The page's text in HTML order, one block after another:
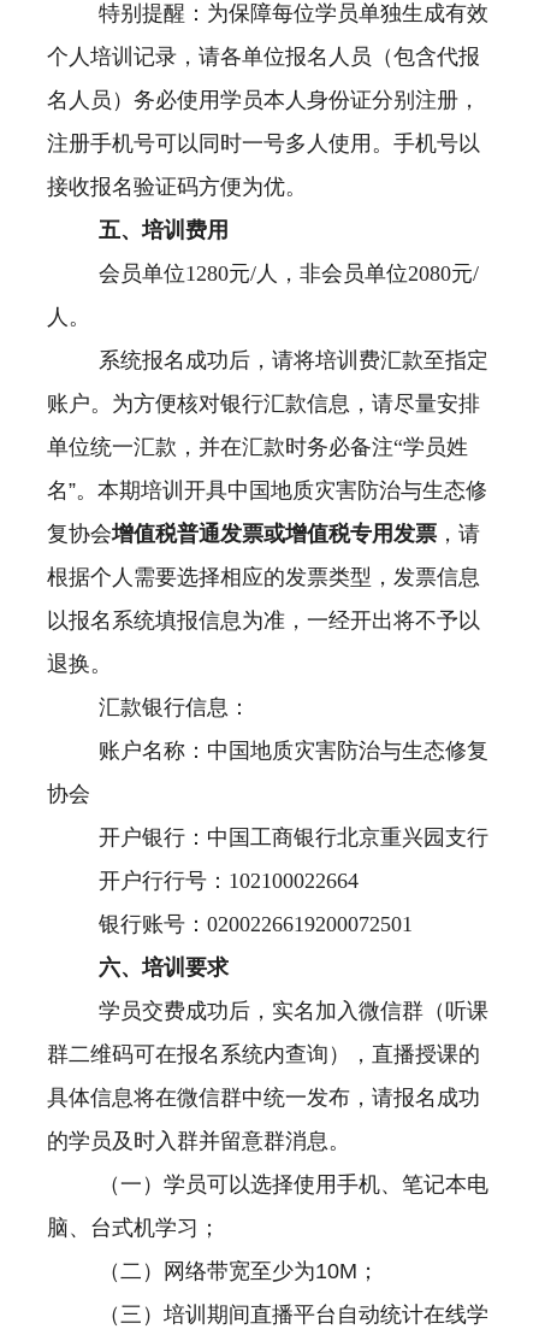
特别提醒：为保障每位学员单独生成有效
个人培训记录，请各单位报名人员（包含代报
名人员）务必使用学员本人身份证分别注册，
注册手机号可以同时一号多人使用。手机号以
接收报名验证码方便为优。
五、培训费用
会员单位1280元/人，非会员单位2080元/
人。
系统报名成功后，请将培训费汇款至指定
账户。为方便核对银行汇款信息，请尽量安排
单位统一汇款，并在汇款时务必备注“学员姓
名”。本期培训开具中国地质灾害防治与生态修
复协会增值税普通发票或增值税专用发票 ，请
根据个人需要选择相应的发票类型，发票信息
以报名系统填报信息为准，一经开出将不予以
退换。
汇款银行信息：
账户名称：中国地质灾害防治与生态修复
协会
开户银行：中国工商银行北京重兴园支行
开户行行号： 102100022664
银行账号：0200226619200072501
六、培训要求
学员交费成功后，实名加入微信群（听课
群二维码可在报名系统内查询），直播授课的
具体信息将在微信群中统一发布，请报名成功
的学员及时入群并留意群消息。
（一）学员可以选择使用手机、笔记本电
脑、台式机学习；
（二）网络带宽至少为10M ；
（三）培训期间直播平台自动统计在线学